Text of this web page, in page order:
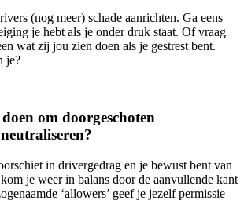
(nog meer) schade aanrichten. Ga eens
je hebt als je onder druk staat. Of vraag
wat zij jou zien doen als je gestrest bent.
je?
om doorgeschoten
in drivergedrag en je bewust bent van
je weer in balans door de aanvullende kant
‘allowers’ geef je jezelf permissie